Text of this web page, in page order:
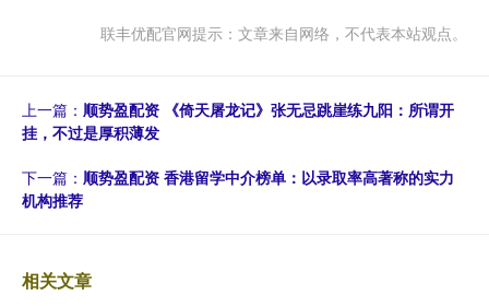
联丰优配官网提示：文章来自网络，不代表本站观点。
上一篇： 顺势盈配资 《倚天屠龙记》张无忌跳崖练九阳：所谓开
挂，不过是厚积薄发
下一篇： 顺势盈配资 香港留学中介榜单：以录取率高著称的实力
机构推荐
相关文章